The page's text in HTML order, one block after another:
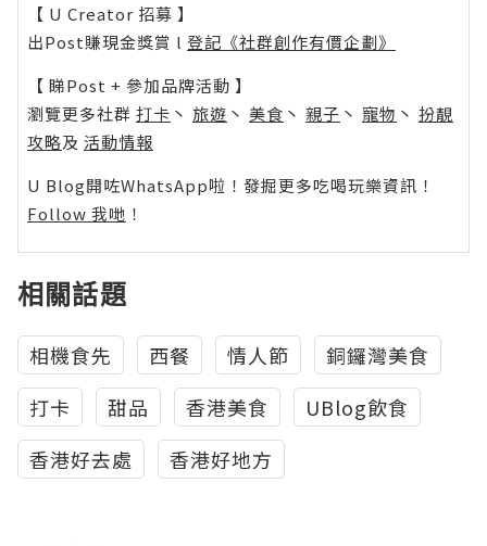
【 U Creator 招募 】
出Post賺現金獎賞 l 登記《社群創作有價企劃》
【 睇Post + 參加品牌活動 】
瀏覽更多社群 打卡 丶 旅遊 丶 美食 丶 親子 丶 寵物 丶 扮靚
攻略及 活動情報
U Blog開咗WhatsApp啦！發掘更多吃喝玩樂資訊！
Follow 我哋 ！
相關話題
相機食先 西餐 情人節
銅鑼灣美食
打卡
甜品 香港美食
UBlog飲食
香港好去處
香港好地方